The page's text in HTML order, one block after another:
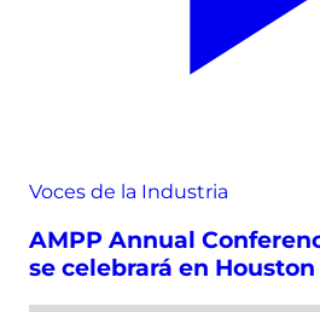
Voces de la Industria
AMPP Annual
se celebrará en